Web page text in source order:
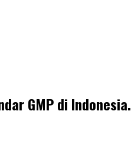
GMP di Indonesia.